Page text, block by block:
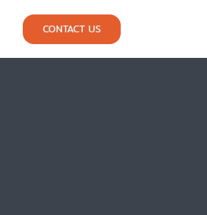
CONTACT US